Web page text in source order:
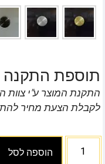
תוספת התקנה
התקנת המוצר ע"י צוות
לקבלת הצעת מחיר
הוספה לסל